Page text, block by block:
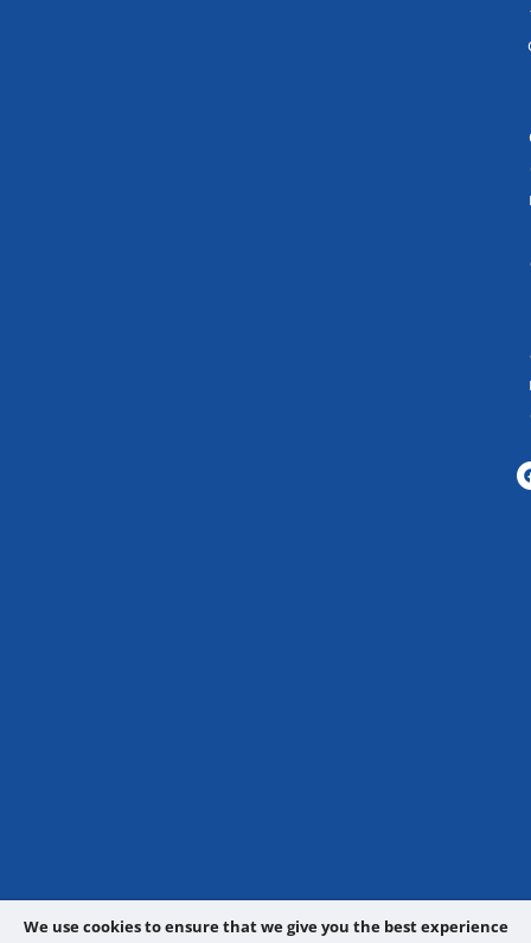
We use cookies to ensure that we give you the best experience